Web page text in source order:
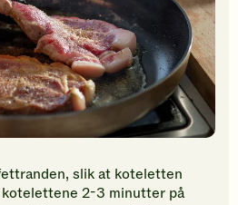
slik at koteletten
2-3 minutter på